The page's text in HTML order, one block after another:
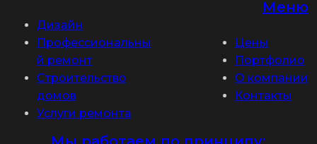
Дизайн
Профессиональны
й ремонт
Строительство
домов
Услуги ремонта
Меню
Цены
Портфолио
О компании
Контакты